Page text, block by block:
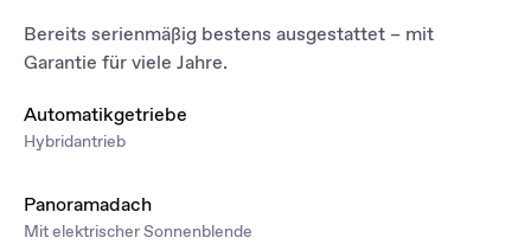
Bereits serienmäßig bestens ausgestattet – mit
Garantie für viele Jahre.
Automatikgetriebe
Hybridantrieb
Panoramadach
Mit elektrischer Sonnenblende